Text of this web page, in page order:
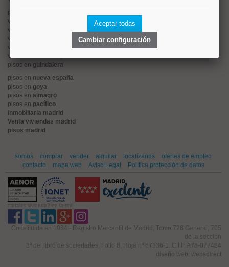
pisos en
viviendas en
viviendas en
viviendas en
alonso martinez
viviendas en
arturo soria
viviendas en
pisos en guindalera
pisos en nueva españa
pisos en goya
pisos en almagro
pisos en pacífico
inmobiliaria madrid
Venta viviendas madrid
pisos madrid
somos comprar vender alquilar localízanos
ofertas de empleo
contacto
mapa web Aviso Legal Política protección de datos
canales vivienda2 en la red
Constituida en 1984 - Registro Mercantil de Madrid, Tomo 726 General, 705
de la sección
3ª del libro de sociedades, Folio 8, Hoja nº 67336-1. C.I.F. A78-077484
diseño web: websdirect
Aceptar todas
Cambiar configuración